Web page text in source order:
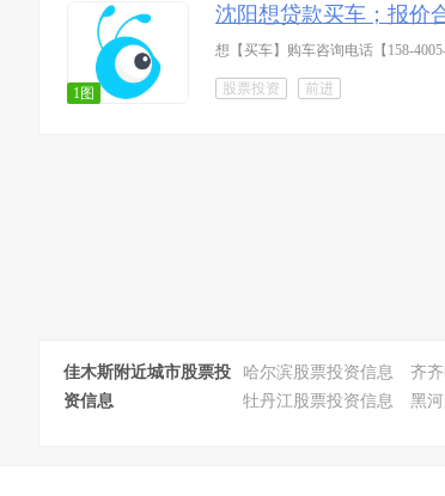
1图
沈阳想贷款买车；报价
想【买车】购车咨询电话【158-
股票投资 前进
佳木斯附近城市股票投
资信息
哈尔滨股票投资信息 齐
牡丹江股票投资信息
黑